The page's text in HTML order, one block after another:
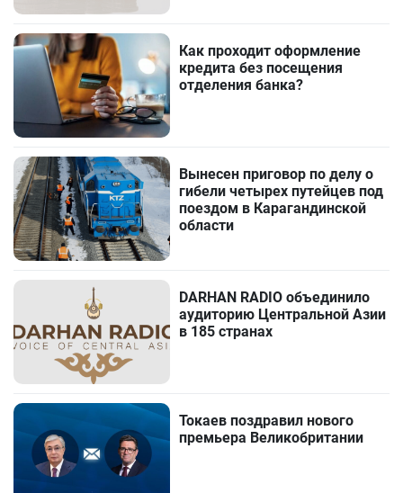
Как проходит оформление
кредита без посещения
отделения банка?
Вынесен приговор по делу о
гибели четырех путейцев под
поездом в Карагандинской
области
DARHAN RADIO объединило
аудиторию Центральной Азии
в 185 странах
Токаев поздравил нового
премьера Великобритании